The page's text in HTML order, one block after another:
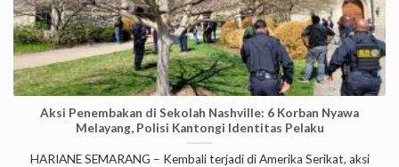
Aksi Penembakan di Sekolah Nashville: 6 Korban Nyawa
Melayang, Polisi Kantongi Identitas Pelaku
HARIANE SEMARANG – Kembali terjadi di Amerika Serikat, aksi